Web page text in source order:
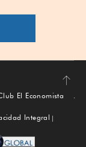
Subir
El Economista
Integral